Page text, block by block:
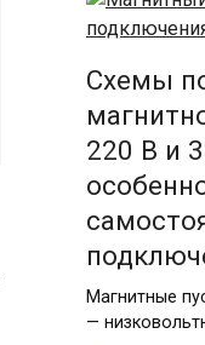
Схемы
220 В и
Магнитные
—